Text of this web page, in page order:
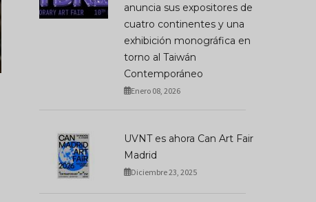
anuncia sus expositores de
cuatro continentes y una
exhibición monográfica en
torno al Taiwán
Contemporáneo
Enero 08, 2026
UVNT es ahora Can Art Fair
Madrid
Diciembre 23, 2025